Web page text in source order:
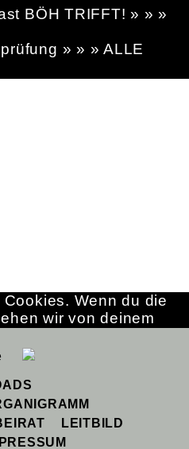
BÖH TRIFFT! » » »
» » » ALLE
LEITBILD
Wenn du die
wir von deinem